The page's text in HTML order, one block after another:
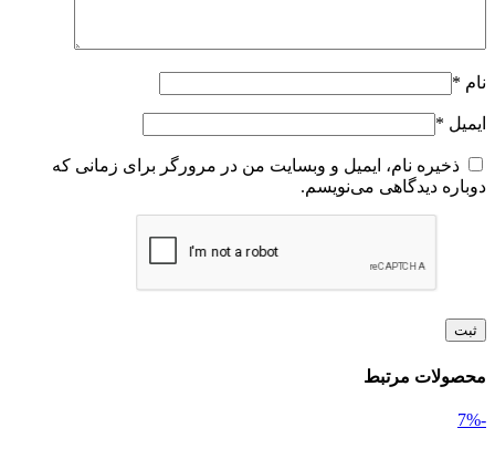
نام *
ایمیل *
ذخیره نام، ایمیل و وبسایت من در مرورگر برای زمانی که
دوباره دیدگاهی می‌نویسم.
محصولات مرتبط
-7%